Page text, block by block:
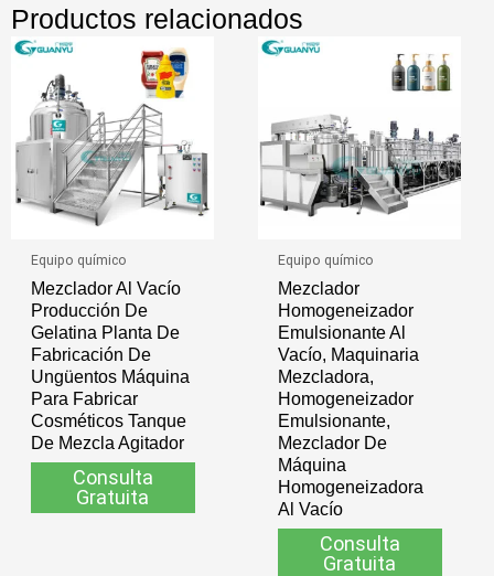
Productos relacionados
Equipo químico
Mezclador Al Vacío
Producción De
Gelatina Planta De
Fabricación De
Ungüentos Máquina
Para Fabricar
Cosméticos Tanque
De Mezcla Agitador
Consulta
Gratuita
Equipo químico
Mezclador
Homogeneizador
Emulsionante Al
Vacío, Maquinaria
Mezcladora,
Homogeneizador
Emulsionante,
Mezclador De
Máquina
Homogeneizadora
Al Vacío
Consulta
Gratuita